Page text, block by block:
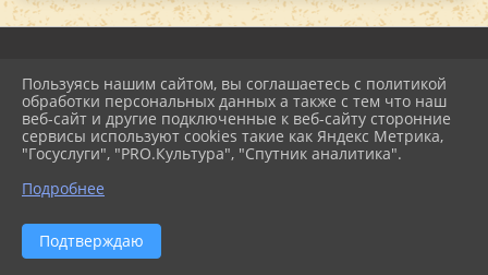
2026 г. mu-emcdk.ru
Вход
Карта сайта
Политика обработки персональных данных
Сделано на KubCMS
Пользуясь нашим сайтом, вы соглашаетесь с политикой
обработки персональных данных а также с тем что наш
веб-сайт и другие подключенные к веб-сайту сторонние
сервисы используют cookies такие как Яндекс Метрика,
"Госуслуги", "PRO.Культура", "Спутник аналитика".
Подробнее
Подтверждаю